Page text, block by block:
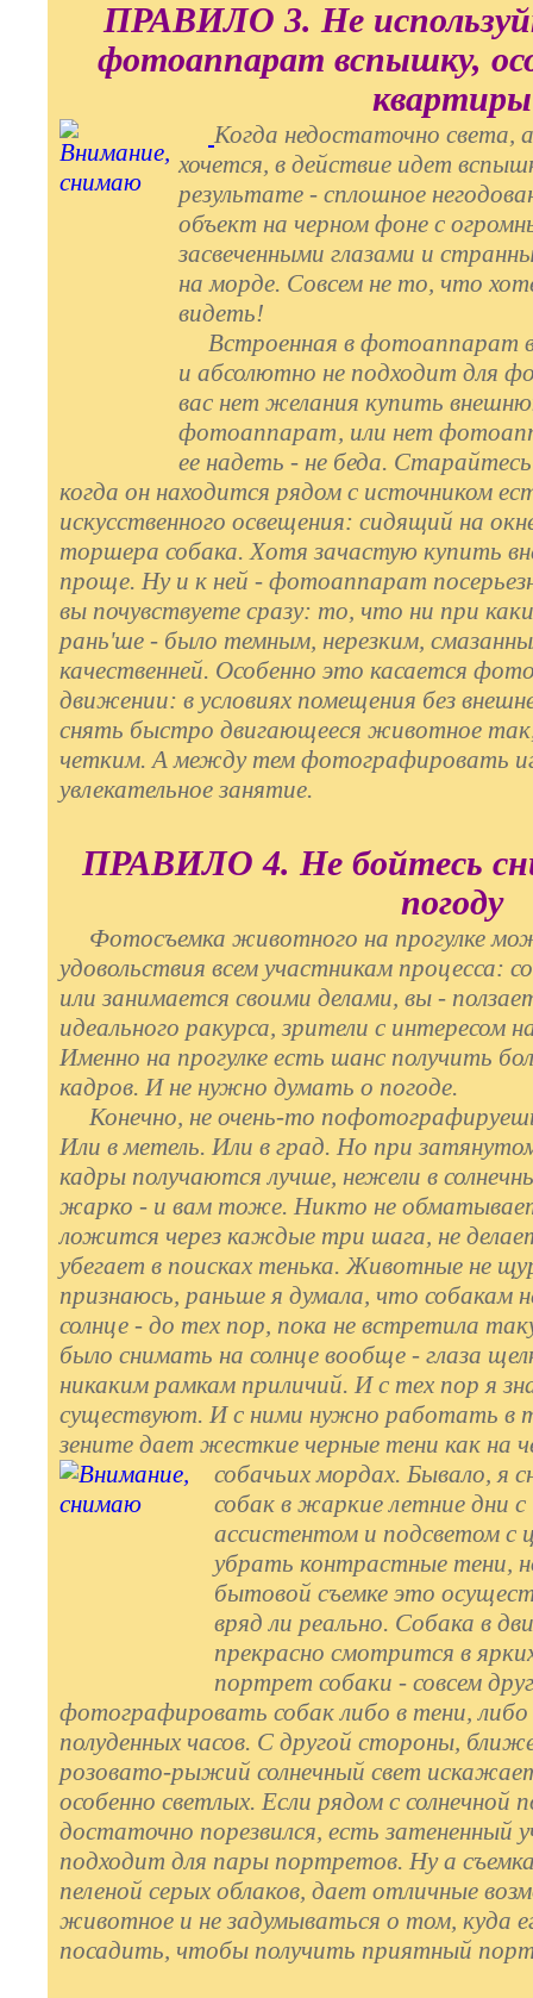
ПРАВИЛО 3. Не
фотоаппарат вспышку,
квартиры
Когда недостаточно света,
хочется, в действие идет
результате - сплошное
объект на черном фоне с
засвеченными глазами и
на морде. Совсем не то, что
видеть!
Встроенная в фотоаппарат
и абсолютно не подходит для
вас нет желания купить
фотоаппарат, или нет
ее надеть - не беда.
когда он находится рядом с источником
искусственного освещения: сидящий на
торшера собака. Хотя зачастую купить
проще. Ну и к ней - фотоаппарат
вы почувствуете сразу: то, что ни при
рань'ше - было темным, нерезким,
качественней. Особенно это касается
движении: в условиях помещения без
снять быстро двигающееся животное
четким. А между тем фотографировать
увлекательное занятие.
ПРАВИЛО 4. Не бойтесь
погоду
Фотосъемка животного на прогулке
удовольствия всем участникам процесса:
или занимается своими делами, вы -
идеального ракурса, зрители с
Именно на прогулке есть шанс получить
кадров. И не нужно думать о погоде.
Конечно, не очень-то
Или в метель. Или в град. Но при
кадры получаются лучше, нежели в
жарко - и вам тоже. Никто не обматывает
ложится через каждые три шага, не
убегает в поисках тенька. Животные не
признаюсь, раньше я думала, что собакам
солнце - до тех пор, пока не встретила
было снимать на солнце вообще - глаза
никаким рамкам приличий. И с тех пор я
существуют. И с ними нужно работать в
зените дает жесткие черные тени как на
собачьих мордах. Бывало, я
собак в жаркие летние дни с
ассистентом и подсветом с
убрать контрастные тени,
бытовой съемке это
вряд ли реально. Собака в
прекрасно смотрится в
портрет собаки - совсем
фотографировать собак либо в тени, либо
полуденных часов. С другой стороны,
розовато-рыжий солнечный свет
особенно светлых. Если рядом с солнечной
достаточно порезвился, есть затененный
подходит для пары портретов. Ну а
пеленой серых облаков, дает отличные
животное и не задумываться о том, куда
посадить, чтобы получить приятный